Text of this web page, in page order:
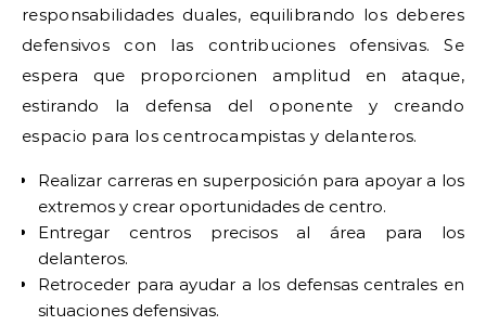
responsabilidades duales, equilibrando los deberes
defensivos con las contribuciones ofensivas. Se
espera que proporcionen amplitud en ataque,
estirando la defensa del oponente y creando
espacio para los centrocampistas y delanteros.
Realizar carreras en superposición para apoyar a los
extremos y crear oportunidades de centro.
Entregar centros precisos al área para los
delanteros.
Retroceder para ayudar a los defensas centrales en
situaciones defensivas.